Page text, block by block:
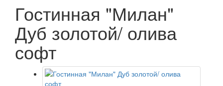
Гостинная "Милан"
Дуб золотой/ олива
софт